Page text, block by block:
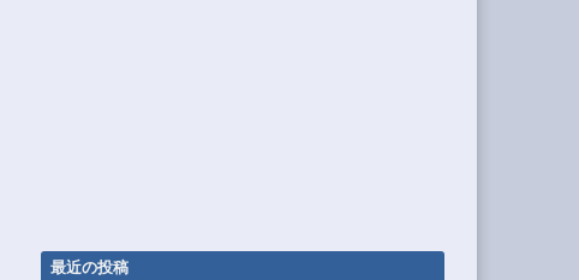
最近の投稿